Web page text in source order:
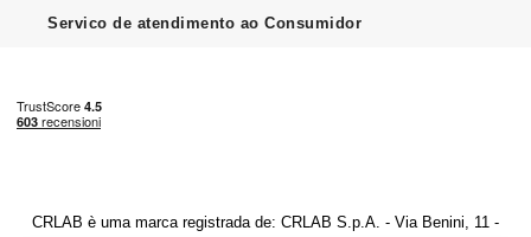
Servico de atendimento ao Consumidor
CRLAB è uma marca registrada de: CRLAB S.p.A. - Via Benini, 11 -